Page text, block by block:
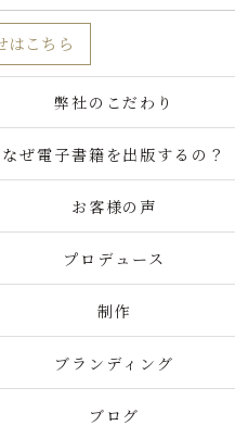
はこちら
弊社のこだわり
なぜ電子書籍を出版するの？
お客様の声
プロデュース
制作
ブランディング
ブログ